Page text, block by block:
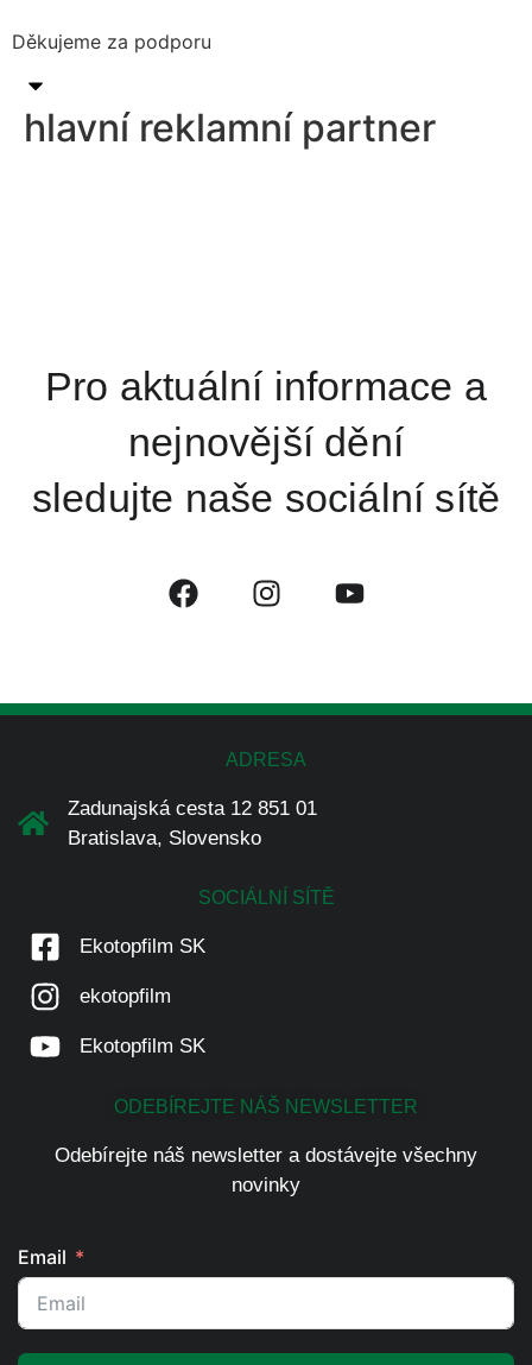
Děkujeme za podporu
hlavní reklamní partner
Pro aktuální informace a
nejnovější dění
sledujte naše sociální sítě
ADRESA
Zadunajská cesta 12 851 01
Bratislava, Slovensko
SOCIÁLNÍ SÍTĚ
Ekotopfilm SK
ekotopfilm
Ekotopfilm SK
ODEBÍREJTE NÁŠ NEWSLETTER
Odebírejte náš newsletter a dostávejte všechny
novinky
Email